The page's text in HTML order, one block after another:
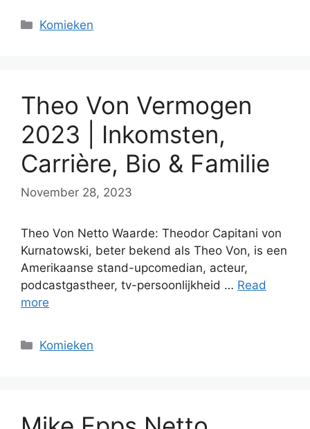
Categories
Komieken
Theo Von Vermogen
2023 | Inkomsten,
Carrière, Bio & Familie
November 28, 2023
Theo Von Netto Waarde: Theodor Capitani von
Kurnatowski, beter bekend als Theo Von, is een
Amerikaanse stand-upcomedian, acteur,
podcastgastheer, tv-persoonlijkheid … Read
more
Categories
Komieken